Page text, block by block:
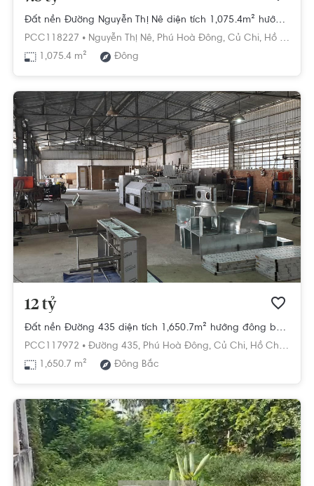
Đất nền Đường Nguyễn Thị Nê diện tích 1,075.4m² hướng đông pháp lý sổ hồng.
PCC118227 • Nguyễn Thị Nê, Phú Hoà Đông, Củ Chi, Hồ Chí Minh
1,075.4 m²
Đông
12 tỷ
Đất nền Đường 435 diện tích 1,650.7m² hướng đông bắc pháp lý sổ hồng
PCC117972 • Đường 435, Phú Hoà Đông, Củ Chi, Hồ Chí Minh
1,650.7 m²
Đông Bắc